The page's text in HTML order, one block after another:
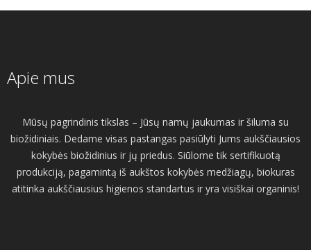
Apie mus
Mūsų pagrindinis tikslas – Jūsų namų jaukumas ir šiluma su
biožidiniais. Dedame visas pastangas pasiūlyti Jums aukščiausios
kokybės biožidinius ir jų priedus. Siūlome tik sertifikuotą
produkciją, pagamintą iš aukštos kokybės medžiagų, biokuras
atitinka aukščiausius higienos standartus ir yra visiškai organinis!